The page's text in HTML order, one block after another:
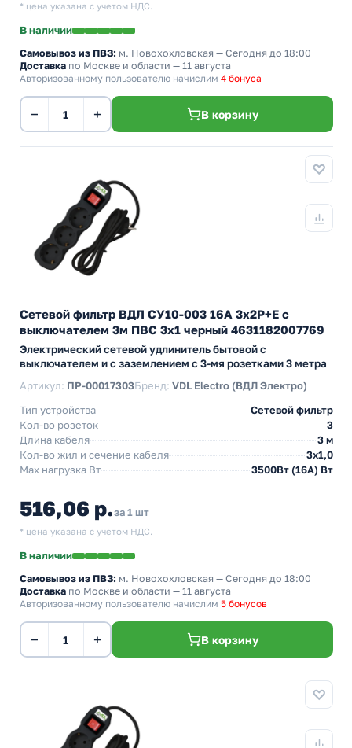
* цена указана с учетом НДС.
В наличии
Самовывоз из ПВЗ: м. Новохохловская — Сегодня до 18:00
Доставка по Москве и области — 11 августа
Авторизованному пользователю начислим 4 бонуса
− + В корзину
Сетевой фильтр ВДЛ СУ10-003 16А 3х2P+E с
выключателем 3м ПВС 3х1 черный 4631182007769
Электрический сетевой удлинитель бытовой с
выключателем и с заземлением с 3-мя розетками 3 метра
Артикул: ПР-00017303Бренд: VDL Electro (ВДЛ Электро)
Тип устройства
Сетевой фильтр
Кол-во розеток
3
Длина кабеля
3 м
Кол-во жил и сечение кабеля
3х1,0
Max нагрузка Вт
3500Вт (16А) Вт
516,06 р.за 1 шт
* цена указана с учетом НДС.
В наличии
Самовывоз из ПВЗ: м. Новохохловская — Сегодня до 18:00
Доставка по Москве и области — 11 августа
Авторизованному пользователю начислим 5 бонусов
− + В корзину